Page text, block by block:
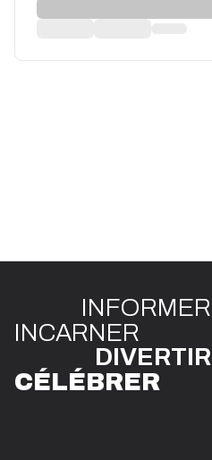
INFORMER
INCARNER
DIVERTIR
CÉLÉBRER